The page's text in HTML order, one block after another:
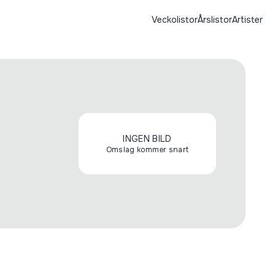
VeckolistorÅrslistorArtister
INGEN BILD
Omslag kommer snart